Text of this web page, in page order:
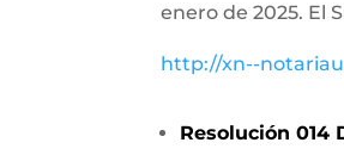
enero de 2025. El
http://xn--
Resolución 014